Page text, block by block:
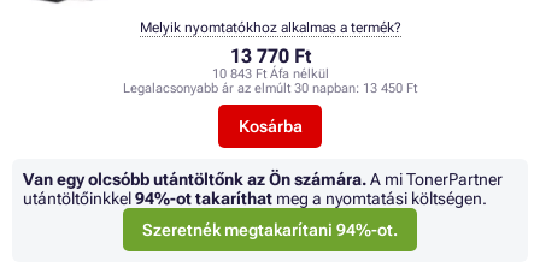
13 770 Ft
10 843 Ft Áfa nélkül
Legalacsonyabb ár az elmúlt 30 napban: 13 450 Ft
Kosárba
Melyik nyomtatókhoz alkalmas a termék?
Van egy olcsóbb utántöltőnk az Ön számára.A mi TonerPartner
utántöltőinkkel94%-ot takaríthat meg a nyomtatási költségen.
Szeretnék megtakarítani 94%-ot.